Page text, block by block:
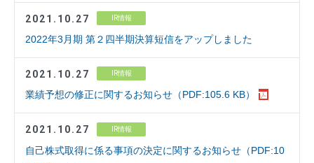
2021.10.27 IR情報
2022年3月期 第２四半期決算短信をアップしました
2021.10.27 IR情報
業績予想の修正に関するお知らせ（PDF:105.6 KB）
2021.10.27 IR情報
自己株式取得に係る事項の決定に関するお知らせ（PDF:10